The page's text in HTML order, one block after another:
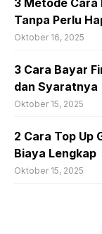
Tanpa Perlu
Oktober 16, 2025
3 Cara Bayar
dan Syaratnya
Oktober 15, 2025
2 Cara Top Up
Biaya Lengkap
Oktober 15, 2025